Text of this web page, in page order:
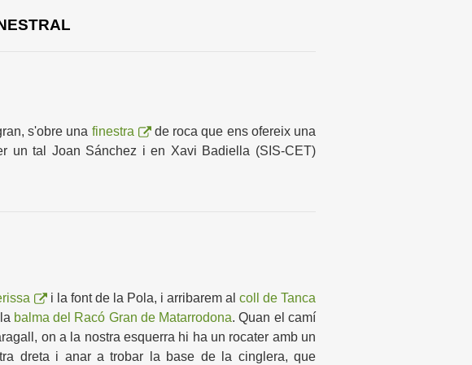
s'obre una finestra
de roca que ens ofereix una
un tal Joan Sánchez i en Xavi Badiella (SIS-CET)
i la font de la Pola, i arribarem al coll de Tanca
balma del Racó Gran de Matarrodona. Quan el camí
on a la nostra esquerra hi ha un rocater amb un
dreta i anar a trobar la base de la cinglera, que